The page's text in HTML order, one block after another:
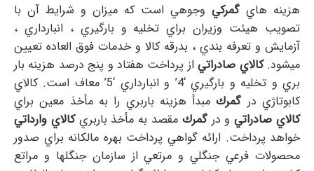
هزينه هاي گمركي وجوهي است كه ميزان و شرايط آن با
تصويب هيئت وزيران براي تخليه و بارگيري ، انبارداري ،
آزمايش و تعرفه بندي ، بدرقه كالا و خدمات فوق العاده تعيين
ميشود.كالاي صادراتياز پرداخت هفتاد و پنج درصد هزينه بار
بري و تخليه و بارگيري ‘4’ و انبارداري ‘5’ معاف است. كالاي
كابوتاژي در گمركمبدأ هزينه باربري را به مأخذ معين براي
كالاي صادراتيو درگمرك مقصد به مأخذ باربريكالاي وارداتي
خواهد پرداخت. ارائه گواهي پرداخت بهره مالكانه براي صدور
محصولات فرعي جنگلي و مرتعي از سازمان جنگلها و مراتع